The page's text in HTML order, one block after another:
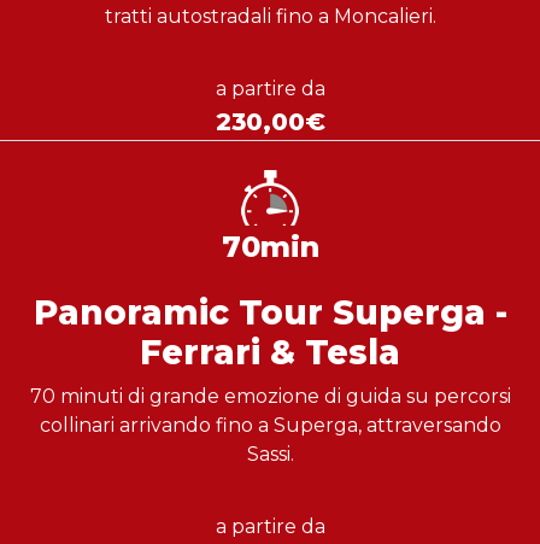
tratti autostradali fino a Moncalieri.
a partire da
230,00€
70min
Panoramic Tour Superga -
Ferrari & Tesla
70 minuti di grande emozione di guida su percorsi
collinari arrivando fino a Superga, attraversando
Sassi.
a partire da